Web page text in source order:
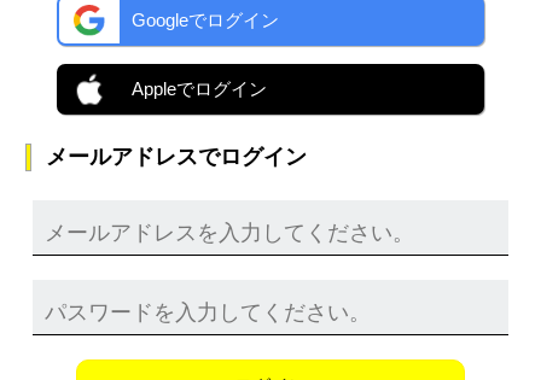
Googleでログイン
Appleでログイン
メールアドレスでログイン